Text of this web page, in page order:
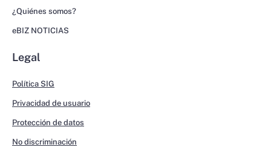
¿Quiénes somos?
eBIZ NOTICIAS
Legal
Política SIG
Privacidad de usuario
Protección de datos
No discriminación